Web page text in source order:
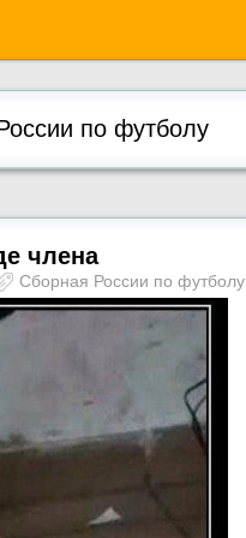
по футболу
члена
Сборная России по футболу